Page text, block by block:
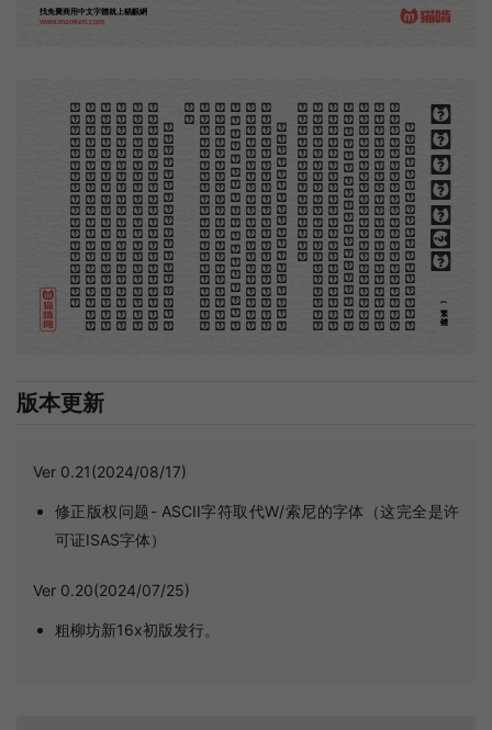
找免費商用中文字體就上貓齦網
www.maoken.com
木刻創作法·序
地
不
問
東
西
，
凡
木
刻
的
圖
版
，
向
來
是
畫
管
畫，
刻
管
刻
，
印
管
印
的
。
中
國
用
得
最
早
，
而
照
例也
久
經
衰
退
；
清
光
緒
中
，
英
人
傅
蘭
雅
氏
編
印
《格
致
彙
編
》
，
插
圖
就
已
非
中
國
刻
工
所
能
刻
，
精細
的
必
需
由
英
國
運
了
圖
版
來
。
那
就
是
所
謂
「木
口
木
刻
」
，
也
即
「
複
製
木
刻
」
，
和
用
在
編
給印
度
人
讀
的
英
文
書
，
後
來
也
就
移
給
中
國
人
讀
的英
文
書
上
的
插
畫
，
是
同
類
的
。
那
時
我
還
是
一
個
兒
童
，
見
了
這
些
圖
，
便
震
驚於
它
的
精
工
活
潑
，
當
作
寶
貝
看
。
到
近
幾
年
，
才知
道
西
洋
還
有
一
種
由
畫
家
一
手
造
成
的
版
畫
，
也就
是
原
畫
，
倘
用
木
版
，
便
叫
作
「
創
作
木
刻」
，
是
藝
術
家
直
接
的
創
作
品
，
毫
不
假
手
於
刻
者和
印
者
的
。
現
在
我
們
所
要
紹
介
的
，
便
是
這
一
種
。
但
是
至
今
沒
有
一
本
講
說
木
刻
的
書
，
這
才
是
第一
本
。
雖
然
稍
簡
略
，
卻
已
經
給
了
讀
者
一
個
大
意。
由
此
發
展
下
去
，
路
是
廣
大
得
很
。
題
材
會
豐
富起
來
的
，
技
藝
也
會
精
煉
起
來
的
，
採
取
新
法
，
加以
中
國
舊
日
之
所
長
，
還
有
開
出
一
條
新
的
路
徑
來的
希
望
。
那
時
作
者
各
將
自
己
的
本
領
和
心
得
，
貢獻
出
來
，
中
國
的
木
刻
界
就
會
發
生
光
焰
。
(繁體)
版本更新
Ver 0.21(2024/08/17)
修正版权问题- ASCII字符取代W/索尼的字体（这完全是许
可证ISAS字体）
Ver 0.20(2024/07/25)
粗柳坊新16x初版发行。